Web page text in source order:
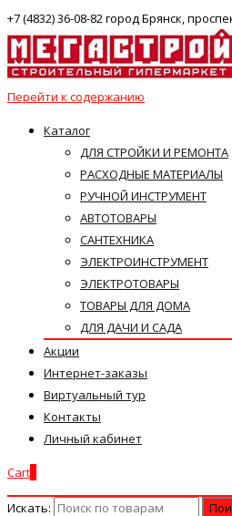
+7 (4832) 36-08-82 город Брянск,
Перейти к содержанию
Каталог
ДЛЯ СТРОЙКИ И РЕМОНТА
РАСХОДНЫЕ МАТЕРИАЛЫ
РУЧНОЙ ИНСТРУМЕНТ
АВТОТОВАРЫ
САНТЕХНИКА
ЭЛЕКТРОИНСТРУМЕНТ
ЭЛЕКТРОТОВАРЫ
ТОВАРЫ ДЛЯ ДОМА
ДЛЯ ДАЧИ И САДА
Акции
Интернет-заказы
Виртуальный тур
Контакты
Личный кабинет
Cart
Искать: